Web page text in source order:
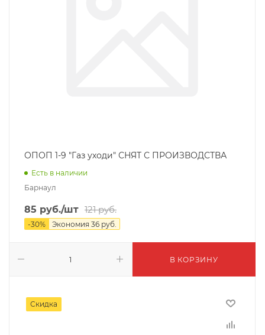
ОПОП 1-9 "Газ уходи" СНЯТ С ПРОИЗВОДСТВА
Есть в наличии
Барнаул
85 руб./шт 121руб.
-30% Экономия 36 руб.
В КОРЗИНУ
Скидка